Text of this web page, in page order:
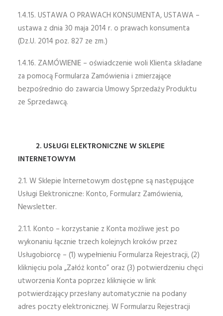
1.4.15. USTAWA O PRAWACH KONSUMENTA, USTAWA –
ustawa z dnia 30 maja 2014 r. o prawach konsumenta
(Dz.U. 2014 poz. 827 ze zm.)
1.4.16. ZAMÓWIENIE – oświadczenie woli Klienta składane
za pomocą Formularza Zamówienia i zmierzające
bezpośrednio do zawarcia Umowy Sprzedaży Produktu
ze Sprzedawcą.
2. USŁUGI ELEKTRONICZNE W SKLEPIE
INTERNETOWYM
2.1. W Sklepie Internetowym dostępne są następujące
Usługi Elektroniczne: Konto, Formularz Zamówienia,
Newsletter.
2.1.1. Konto – korzystanie z Konta możliwe jest po
wykonaniu łącznie trzech kolejnych kroków przez
Usługobiorcę – (1) wypełnieniu Formularza Rejestracji, (2)
kliknięciu pola „Załóż konto” oraz (3) potwierdzeniu chęci
utworzenia Konta poprzez kliknięcie w link
potwierdzający przesłany automatycznie na podany
adres poczty elektronicznej. W Formularzu Rejestracji